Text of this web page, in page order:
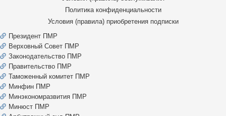
Политика конфиденциальности
Условия (правила) приобретения подписки
Президент ПМР
Верховный Совет ПМР
Законодательство ПМР
Правительство ПМР
Таможенный комитет ПМР
Минфин ПМР
Минэкономразвития ПМР
Минюст ПМР